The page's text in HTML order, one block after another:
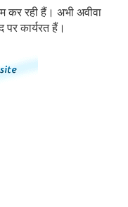
कर रही हैं। अभी अवीवा
कार्यरत हैं।